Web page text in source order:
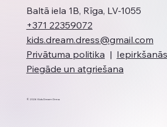
Baltā iela 1B, Rīga, LV-1055
+371 22359072
kids.dream.dress@gmail.com
Privātuma politika |
Piegāde un atgriešana
© 2026 Kids Dream Dress